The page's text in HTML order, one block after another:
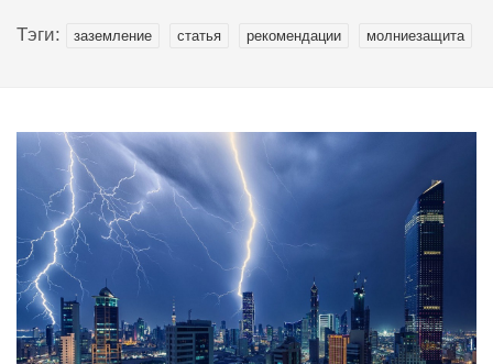
Тэги: заземление статья рекомендации молниезащита